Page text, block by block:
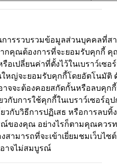
วบรวมข้อมูลส่วนบุคคลที่สา
กคุณต้องการที่จะยอมรับคุกกี้ คุ
อเปลี่ยนค่าที่ตั้งไว้ในเบราว์เซ
นใหญ่จะยอมรับคุกกี้โดยอัตโนมั
จจะต้องคอยสกัดกั้นหรือลบคุกกี้
กับการใช้คุกกี้ในเบราว์เซอร์อุป
กี่ยวกับวิธีการปฏิเสธ หรือการลบ
ของคุณ อย่างไรก็ตามคุณควร
ามารถที่จะเข้าเยี่ยมชมเว็บไซ
อาจไม่สมบูรณ์